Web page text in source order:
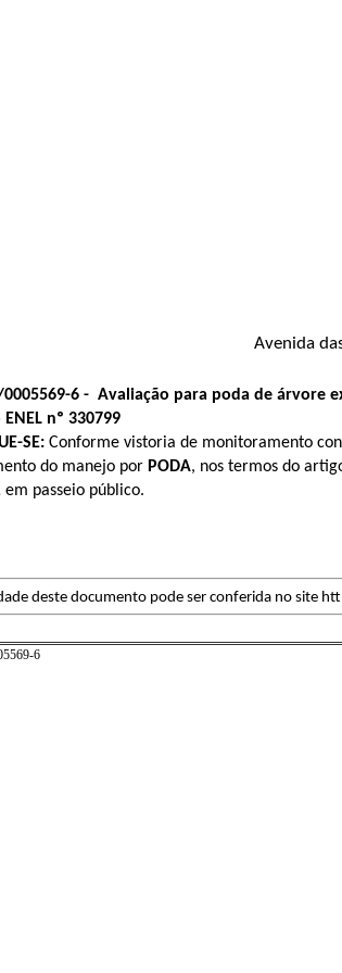
Avenida
0005569-6- Avaliação para poda de árvore
ENEL nº 330799
SE:Conforme vistoria de monitoramento
do manejo por PODA, nos termos do
em passeio público.
deste documento pode ser conferida no site
6